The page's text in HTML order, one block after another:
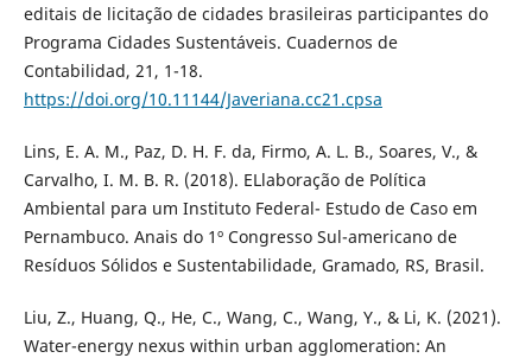
editais de licitação de cidades brasileiras participantes do
Programa Cidades Sustentáveis. Cuadernos de
Contabilidad, 21, 1-18.
https://doi.org/10.11144/Javeriana.cc21.cpsa
Lins, E. A. M., Paz, D. H. F. da, Firmo, A. L. B., Soares, V., &
Carvalho, I. M. B. R. (2018). ELlaboração de Política
Ambiental para um Instituto Federal- Estudo de Caso em
Pernambuco. Anais do 1º Congresso Sul-americano de
Resíduos Sólidos e Sustentabilidade, Gramado, RS, Brasil.
Liu, Z., Huang, Q., He, C., Wang, C., Wang, Y., & Li, K. (2021).
Water-energy nexus within urban agglomeration: An